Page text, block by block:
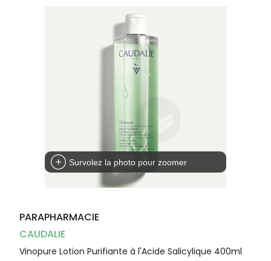
Survolez la photo pour zoomer
PARAPHARMACIE
CAUDALIE
Vinopure Lotion Purifiante à l'Acide Salicylique 400ml